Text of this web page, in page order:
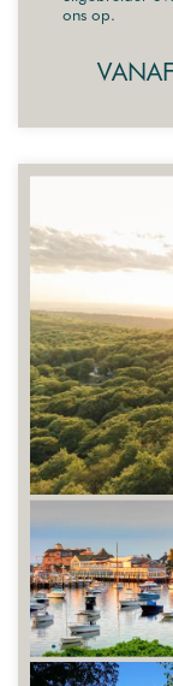
ons op.